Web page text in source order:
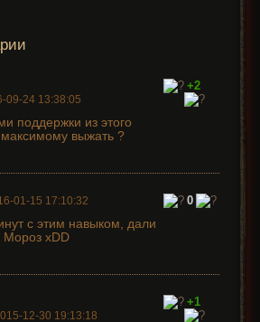
09-24 13:38:05
поддержки из этого
выжать ?
+2
01-15 17:10:32
с этим навыком, дали
Мороз xDD
0
12-30 19:13:18
+1